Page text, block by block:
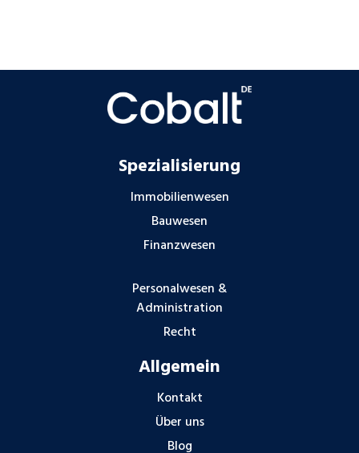
Spezialisierung
Immobilienwesen
Bauwesen
Finanzwesen
Personalwesen &
Administration
Recht
Allgemein
Kontakt
Über uns
Blog